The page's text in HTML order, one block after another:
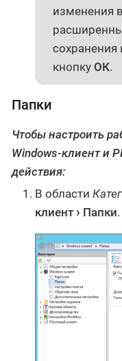
изменения
сохранения
кнопку ОК.
Папки
Чтобы настроить
Windows-клиент и
действия:
В области
клиент
Папки.